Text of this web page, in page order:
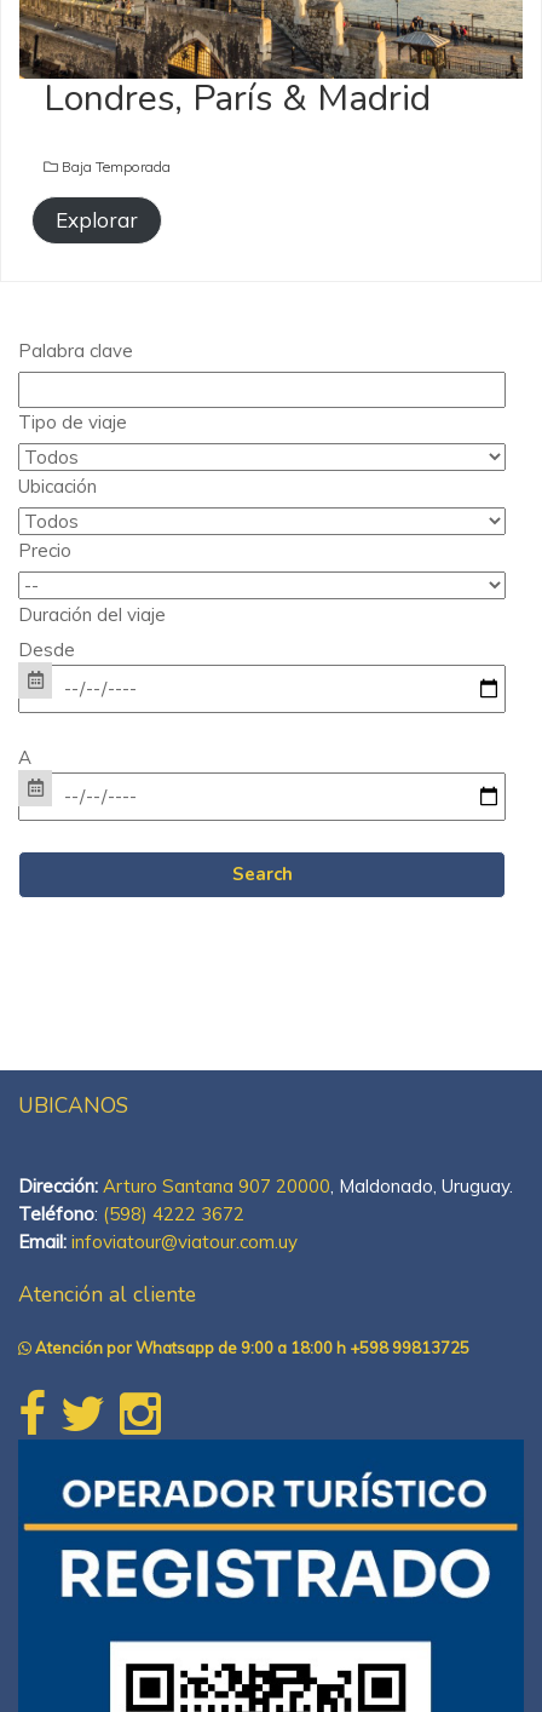
Londres, París & Madrid
Baja Temporada
Explorar
Palabra clave
Tipo de viaje
Ubicación
Precio
Duración del viaje
Desde
A
UBICANOS
Dirección: Arturo Santana 907 20000, Maldonado, Uruguay.
Teléfono: (598) 4222 3672
Email: infoviatour@viatour.com.uy
Atención al cliente
Atención por Whatsapp de 9:00 a 18:00 h +598 99813725